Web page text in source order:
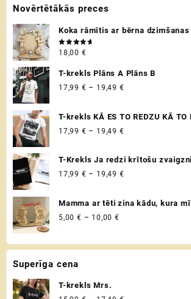
variants.
options
may
chosen
on
product
Novērtētākās preces
Koka rāmītis ar bērna
metriku - personalizēta dāvana
citos svētkos ♡
Novērtēts
ar 5.00
18,00 €
T-krekls Plāns A Plāns B
17,99 € – 19,49 €
17,99 €
T-krekls KĀ ES TO REDZU KĀ TO
VADITĀJS
17,99 € – 19,49 €
17,99 €
T-Krekls Ja redzi krītošu zvaigzni
17,99 € – 19,49 €
17,99 €
Mamma ar tēti zina kādu, kura
drošībā ♡ Uzaicinājums kļūt par
5,00 € – 10,00€
5,00 €
Superīga cena
T-krekls Mrs.